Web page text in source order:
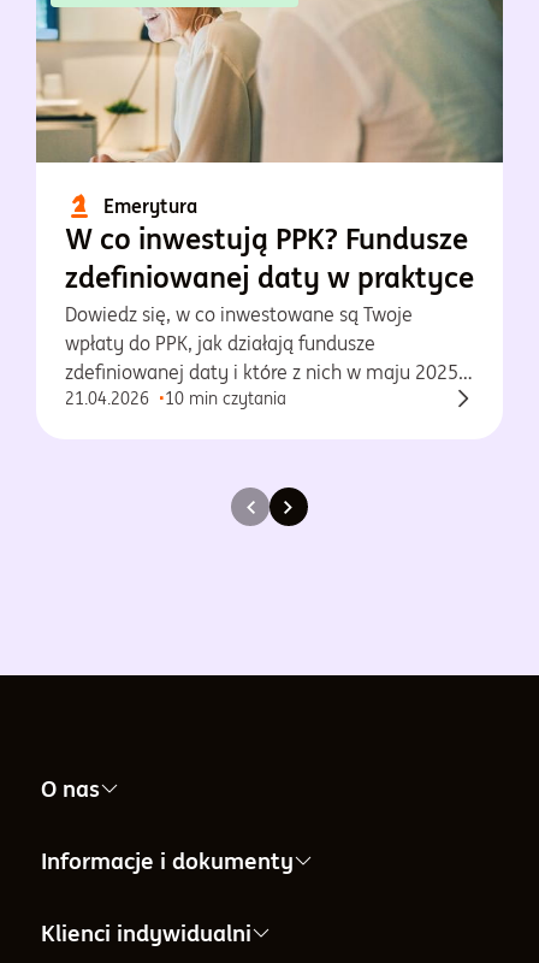
Emerytura
W co inwestują PPK? Fundusze
zdefiniowanej daty w praktyce
Dowiedz się, w co inwestowane są Twoje
wpłaty do PPK, jak działają fundusze
zdefiniowanej daty i które z nich w maju 2025
osiągnęły najlepsze wyniki.
21.04.2026 10 min czytania
O nas
Nasza firma
Informacje i dokumenty
Informacje i dokumenty
Klienci indywidualni